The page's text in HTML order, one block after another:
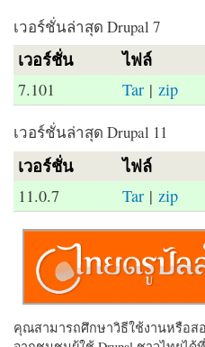
เวอร์ชั่นล่าสุด Drupal 7
เวอร์ชั่น ไฟล์
7.101 Tar |zip
เวอร์ชั่นล่าสุด Drupal 11
เวอร์ชั่น ไฟล์
11.0.7 Tar | zip
คุณสามารถศึกษาวิธีใช้งานหรือส